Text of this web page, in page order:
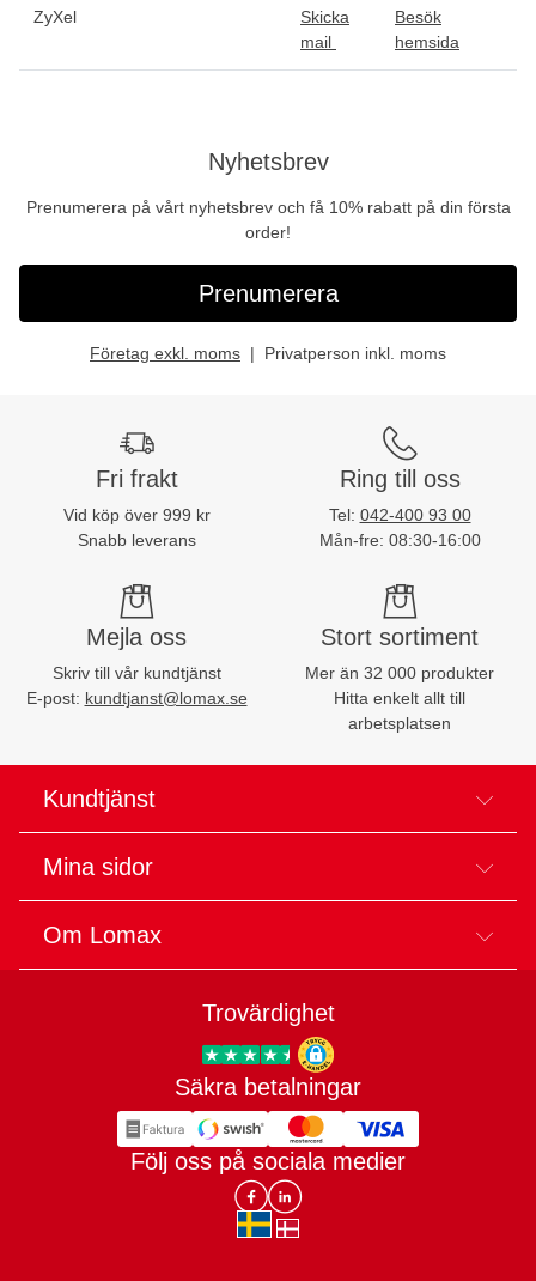
ZyXel
Skicka
mail
Besök
hemsida
Nyhetsbrev
Prenumerera på vårt nyhetsbrev och få 10% rabatt på din första
order!
Prenumerera
Företag exkl. moms Privatperson inkl. moms
Fri frakt
Vid köp över 999 kr
Snabb leverans
Ring till oss
Tel: 042-400 93 00
Mån-fre: 08:30-16:00
Mejla oss
Skriv till vår kundtjänst
E-post: kundtjanst@lomax.se
Stort sortiment
Mer än 32 000 produkter
Hitta enkelt allt till
arbetsplatsen
Kundtjänst
Mina sidor
Om Lomax
Trovärdighet
Trygg E-handel
Säkra betalningar
Följ oss på sociala medier
Lomax DK Facebook
Lomax SE LinkIn
sv-SEda-DK